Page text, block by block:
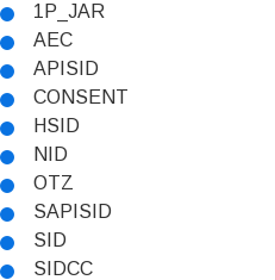
1P_JAR
AEC
APISID
CONSENT
HSID
NID
OTZ
SAPISID
SID
SIDCC